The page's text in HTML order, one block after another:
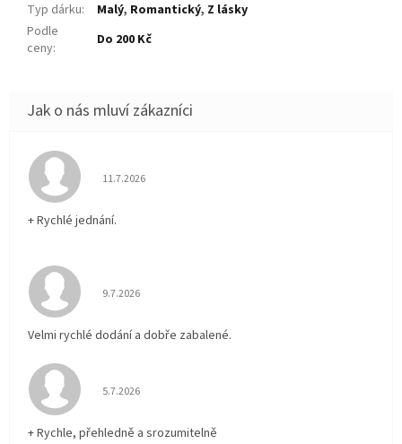
Typ dárku: Malý, Romantický, Z lásky
Podle
ceny: Do 200 Kč
Hodnocení obchodu je 5 z 5 hvězdiček.
11.7.2026
+ Rychlé jednání.
Hodnocení obchodu je 5 z 5 hvězdiček.
9.7.2026
Velmi rychlé dodání a dobře zabalené.
Hodnocení obchodu je 5 z 5 hvězdiček.
5.7.2026
+ Rychle, přehledně a srozumitelně